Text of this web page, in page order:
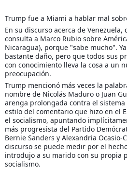
Trump fue a Miami a hablar mal
En su discurso acerca de
consulta a Marco Rubio sobre
Nicaragua), porque "sabe mucho".
bastante daño, pero que todos sus
con conocimiento lleva la cosa a un
preocupación.
Trump mencionó más veces la
nombre de Nicolás Maduro o Juan
arenga prolongada contra el
estilo del comentario que hizo en el
el socialismo, apuntando
más progresista del Partido
Bernie Sanders y Alexandria Ocasio-
discurso se puede medir por el
introdujo a su marido con su propia
socialismo.